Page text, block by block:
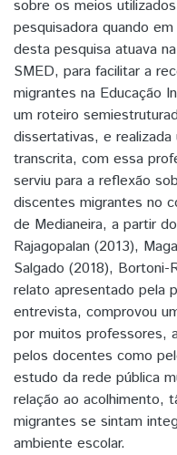
sobre os meios
pesquisadora quando
desta pesquisa atuava
SMED, para facilitar a
migrantes na Educação
um roteiro
dissertativas, e
transcrita, com essa
serviu para a reflexão
discentes migrantes no
de Medianeira, a partir
Rajagopalan (2013),
Salgado (2018),
relato apresentado pela
entrevista, comprovou
por muitos professores,
pelos docentes como
estudo da rede pública
relação ao acolhimento,
migrantes se sintam
ambiente escolar.